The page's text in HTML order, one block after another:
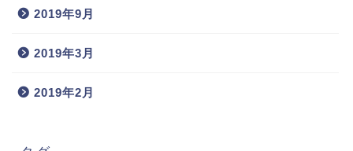
2019年9月
2019年3月
2019年2月